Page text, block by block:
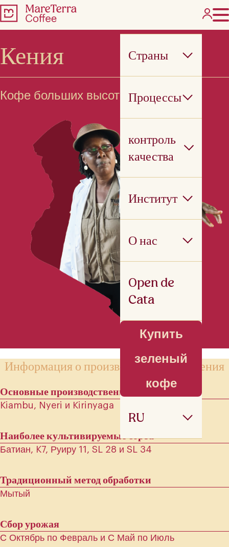
Страны
Процессы
контроль
качества
Институт
О нас
Open de
Cata
Купить
зеленый
кофе
RU
Кения
Кофе больших высот
Информация о производстве кофе в Кения
Основные производственные регионы
Kiambu, Nyeri и Kirinyaga
Наиболее культивируемые сорта
Батиан, K7, Руиру 11, SL 28 и SL 34
Традиционный метод обработки
Мытый
Сбор урожая
С Октябрь по Февраль и С Май по Июль